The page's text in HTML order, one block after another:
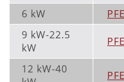
6 kW
9 kW-22.5
kW
12 kW-40